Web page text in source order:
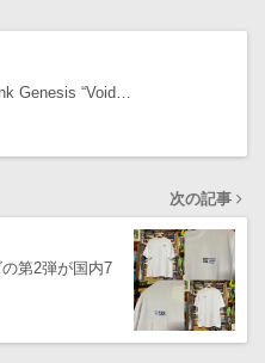
Genesis “Void…
次の記事
第2弾が国内7